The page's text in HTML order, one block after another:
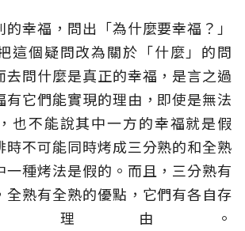
幸福，問出「為什麼要幸福？」
這個疑問改為關於「什麼」的問
去問什麼是真正的幸福，是言之過
有它們能實現的理由，即使是無法
也不能說其中一方的幸福就是假
時不可能同時烤成三分熟的和全熟
一種烤法是假的。而且，三分熟有
全熟有全熟的優點，它們有各自存
理由。